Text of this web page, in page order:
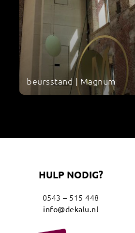
beursstand | Magnum
HULP NODIG?
0543 – 515 448
info@dekalu.nl